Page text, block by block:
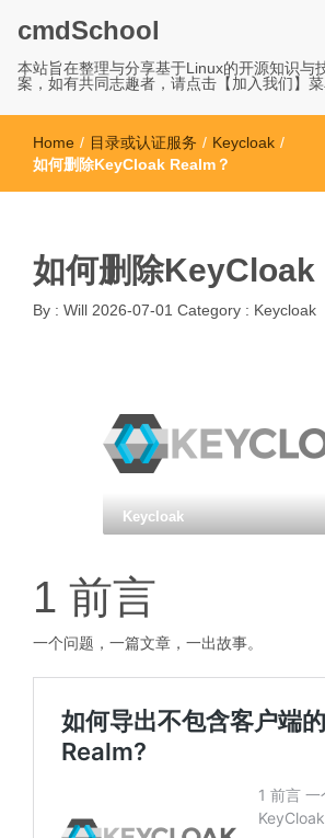
cmdSchool
本站旨在整理与分享基于Linux的开源知识与
案，如有共同志趣者，请点击【加入我们】菜
Home / 目录或认证服务 / Keycloak /
如何删除KeyCloak Realm？
如何删除KeyCloak
By : Will 2026-07-01 Category : Keycloak
Keycloak
1 前言
一个问题，一篇文章，一出故事。